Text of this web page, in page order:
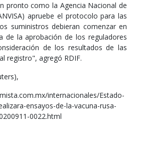
pronto como la Agencia Nacional de
apruebe el protocolo para las
suministros debieran comenzar en
de la aprobación de los reguladores
de los resultados de las
registro", agregó RDIF.
internacionales/Estado-
ensayos-de-la-vacuna-rusa-
0022.html